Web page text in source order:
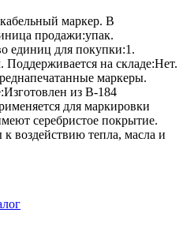
маркер. В
продажи:упак.
единиц для покупки:1.
на складе:Нет.
маркеры.
из B-184
для маркировки
серебристое покрытие.
воздействию тепла, масла и